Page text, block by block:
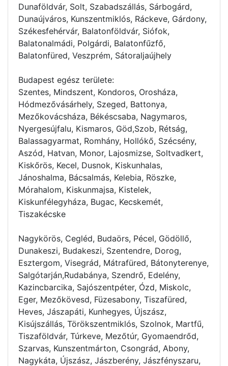
Dunaföldvár, Solt, Szabadszállás, Sárbogárd,
Dunaújváros, Kunszentmiklós, Ráckeve, Gárdony,
Székesfehérvár, Balatonföldvár, Siófok,
Balatonalmádi, Polgárdi, Balatonfűzfő,
Balatonfüred, Veszprém, Sátoraljaújhely
Budapest egész területe:
Szentes, Mindszent, Kondoros, Orosháza,
Hódmezővásárhely, Szeged, Battonya,
Mezőkovácsháza, Békéscsaba, Nagymaros,
Nyergesújfalu, Kismaros, Göd,Szob, Rétság,
Balassagyarmat, Romhány, Hollókő, Szécsény,
Aszód, Hatvan, Monor, Lajosmizse, Soltvadkert,
Kiskőrös, Kecel, Dusnok, Kiskunhalas,
Jánoshalma, Bácsalmás, Kelebia, Röszke,
Mórahalom, Kiskunmajsa, Kistelek,
Kiskunfélegyháza, Bugac, Kecskemét,
Tiszakécske
Nagykörös, Cegléd, Budaörs, Pécel, Gödöllő,
Dunakeszi, Budakeszi, Szentendre, Dorog,
Esztergom, Visegrád, Mátrafüred, Bátonyterenye,
Salgótarján,Rudabánya, Szendrő, Edelény,
Kazincbarcika, Sajószentpéter, Ózd, Miskolc,
Eger, Mezőkövesd, Füzesabony, Tiszafüred,
Heves, Jászapáti, Kunhegyes, Újszász,
Kisújszállás, Törökszentmiklós, Szolnok, Martfű,
Tiszaföldvár, Túrkeve, Mezőtúr, Gyomaendrőd,
Szarvas, Kunszentmárton, Csongrád, Abony,
Nagykáta, Újszász, Jászberény, Jászfényszaru,